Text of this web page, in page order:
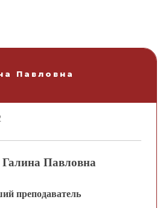
Павловна
Галина Павловна
преподаватель